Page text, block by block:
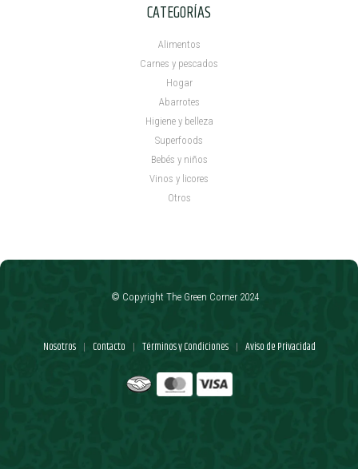
CATEGORÍAS
Alimentos
Carnes y pescados
Hogar
Abarrotes
Higiene y belleza
Superfoods
Bebés y niños
Vinos y licores
Otros
Nosotros | Contacto | Términos y Condiciones | Aviso de Privacidad
© Copyright The Green Corner 2024